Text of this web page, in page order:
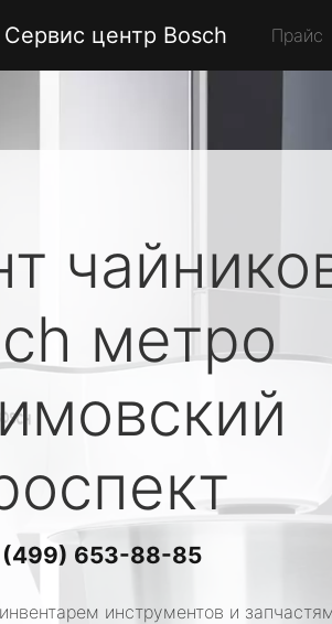
Сервис центр Bosch Прайс
метро
(499) 653-88-85
инструментов и